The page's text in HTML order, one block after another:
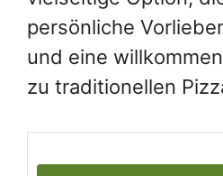
persönliche
und eine
zu traditionellen